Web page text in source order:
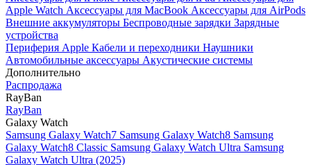
Apple Watch Аксессуары для MacBook Аксессуары для AirPods
Внешние аккумуляторы Беспроводные зарядки Зарядные
устройства
Периферия Apple Кабели и переходники Наушники
Автомобильные аксессуары Акустические системы
Дополнительно
Распродажа
RayBan
RayBan
Galaxy Watch
Samsung Galaxy Watch7 Samsung Galaxy Watch8 Samsung
Galaxy Watch8 Classic Samsung Galaxy Watch Ultra Samsung
Galaxy Watch Ultra (2025)